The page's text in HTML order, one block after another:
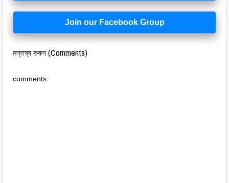
Join our Facebook Group
মন্তব্য করুন (Comments)
comments